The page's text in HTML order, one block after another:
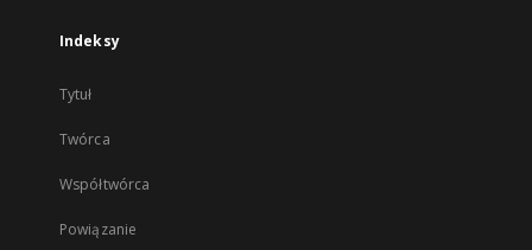
Indeksy
Tytuł
Twórca
Współtwórca
Powiązanie